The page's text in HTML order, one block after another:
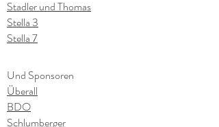
Stadler und Thomas
Stella 3
Stella 7
Und Sponsoren
Überall
BDO
Schlumberger